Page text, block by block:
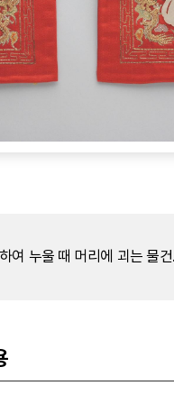
여 누울 때 머리에 괴는 물